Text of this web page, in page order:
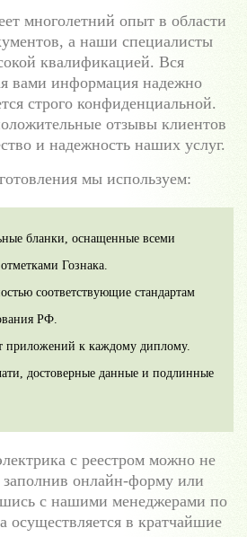
многолетний опыт в области
а наши специалисты
квалификацией. Вся
вами информация надежно
строго конфиденциальной.
отзывы клиентов
и надежность наших услуг.
мы используем:
бланки, оснащенные всеми
Гознака.
соответствующие стандартам
РФ.
приложений к каждому диплому.
достоверные данные и подлинные
с реестром можно не
заполнив онлайн-форму или
с нашими менеджерами по
осуществляется в кратчайшие